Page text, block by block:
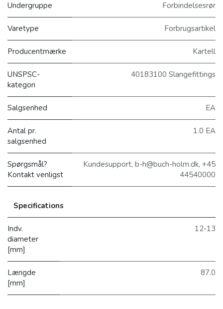
Undergruppe Forbindelsesrør
Varetype Forbrugsartikel
Producentmærke Kartell
UNSPSC-
kategori
40183100 Slangefittings
Salgsenhed EA
Antal pr.
salgsenhed
1.0 EA
Spørgsmål?
Kontakt venligst
Kundesupport, b-h@buch-holm.dk, +45
44540000
Specifications
Indv.
diameter
[mm]
12-13
Længde
[mm]
87.0